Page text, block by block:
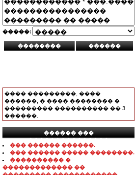
�����:
���� ���������, ����
������, � ���� �������� �
��������� ���������� �� 3
������.
������ ���
���������������
��� ������ ������.
��� ������ ����� ��������.
���������� �
������������� ��